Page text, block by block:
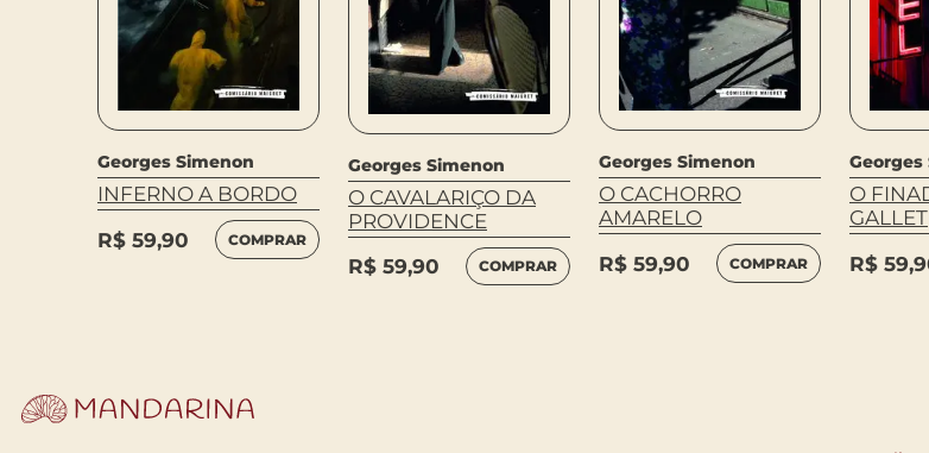
Georges Simenon
INFERNO A BORDO
R$ 59,90 COMPRAR
Georges Simenon
O CAVALARIÇO DA
PROVIDENCE
R$ 59,90 COMPRAR
Georges Simenon
O CACHORRO
AMARELO
R$ 59,90 COMPRAR
Georges
O
GALLET
R$